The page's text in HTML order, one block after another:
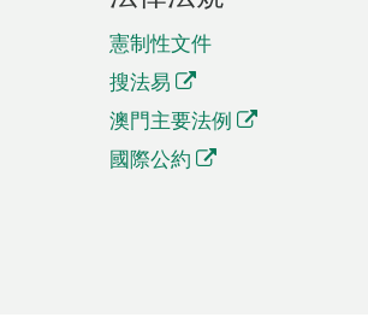
憲制性文件
搜法易
澳門主要法例
國際公約